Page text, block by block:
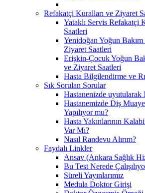
Refakatçi Kuralları ve Ziyaret
Yataklı Servis Refakatçi
Saatleri
Yenidoğan Yoğun
Ziyaret Saatleri
Erişkin-Çocuk Yoğun
ve Ziyaret Saatleri
Hasta Bilgilendirme ve
Sık Sorulan Sorular
Hastanenizde
Hastanemizde Diş
Yapılıyor mu?
Hasta Yakınlarının
Var Mı?
Nasıl Randevu Alırım?
Faydalı Linkler
Ansav (Ankara Sağlık
Bu Test Nerede
Süreli Yayınlarımız
Medula Doktor Girişi